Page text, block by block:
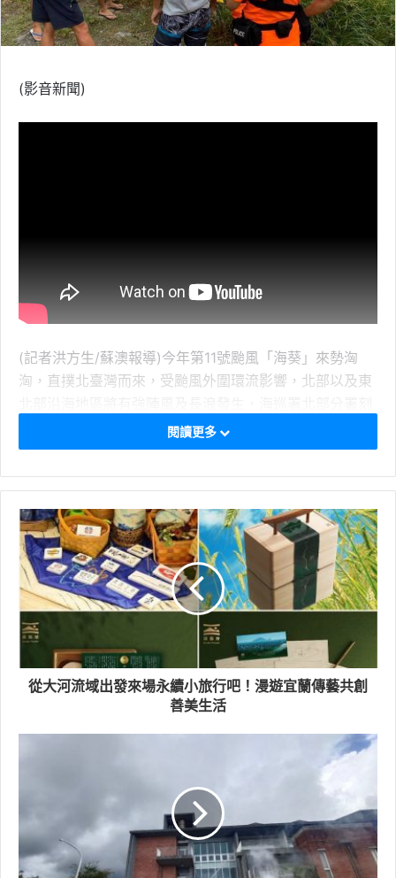
(影音新聞)
(記者洪方生/蘇澳報導)今年第11號颱風「海葵」來勢洶
洶，直撲北臺灣而來，受颱風外圍環流影響，北部以及東
正針對濱海地區觀浪、遊憩民眾實施柔性勸離及安全維護
工作，保障人民生命財產安全；南方澳漁民也做防颱準
備。
閱讀更多
從大河流域出發來場永續小旅行吧！漫遊宜蘭傳藝共創
善美生活